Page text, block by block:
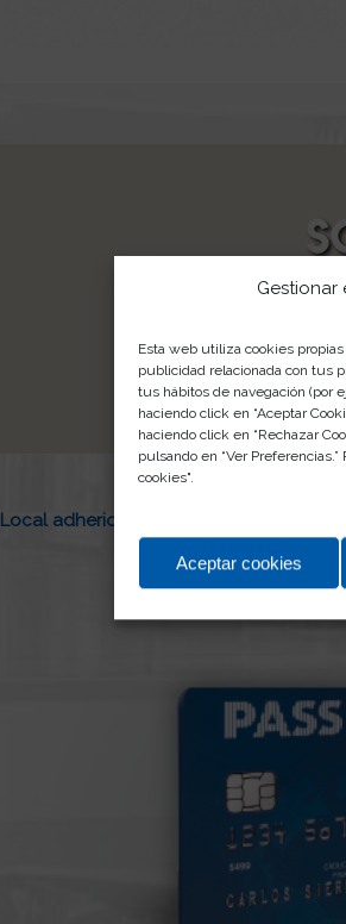
Gestionar
Esta web utiliza cookies
publicidad relacionada con tus
tus hábitos de navegación (por
haciendo click en “Aceptar
haciendo click en “Rechazar
pulsando en “Ver
cookies".
Aceptar cookies
Local adherido a Ofertas Exclusivas